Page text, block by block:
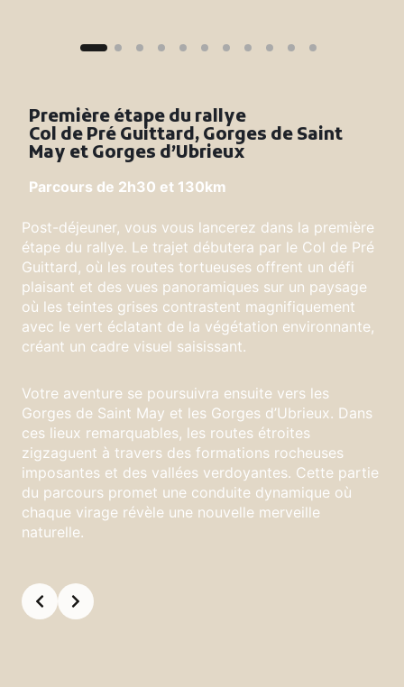
Première étape du rallye
Col de Pré Guittard, Gorges de Saint
May et Gorges d’Ubrieux
Parcours de 2h30 et 130km
Post-déjeuner, vous vous lancerez dans la première
étape du rallye. Le trajet débutera par le Col de Pré
Guittard, où les routes tortueuses offrent un défi
plaisant et des vues panoramiques sur un paysage
où les teintes grises contrastent magnifiquement
avec le vert éclatant de la végétation environnante,
créant un cadre visuel saisissant.
Votre aventure se poursuivra ensuite vers les
Gorges de Saint May et les Gorges d’Ubrieux. Dans
ces lieux remarquables, les routes étroites
zigzaguent à travers des formations rocheuses
imposantes et des vallées verdoyantes. Cette partie
du parcours promet une conduite dynamique où
chaque virage révèle une nouvelle merveille
naturelle.